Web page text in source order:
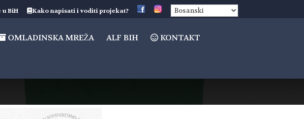
BiH Kako napisati i voditi projekat?
OMLADINSKA MREŽA ALF BIH KONTAKT